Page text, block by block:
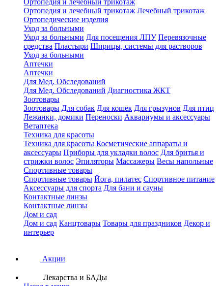
Ортопедия и лечебный трикотаж
Ортопедия и лечебный трикотаж Лечебный трикотаж
Ортопедические изделия
Уход за больными
Уход за больными Для посещения ЛПУ Перевязочные
средства Пластыри Шприцы, системы для растворов
Уход за больными
Аптечки
Аптечки
Для Мед. Обследований
Для Мед. Обследований Диагностика ЖКТ
Зоотовары
Зоотовары Для собак Для кошек Для грызунов Для птиц
Лежанки, домики Переноски Аквариумы и аксессуары
Ветаптека
Техника для красоты
Техника для красоты Косметические аппараты и
аксессуары Приборы для укладки волос Для бритья и
стрижки волос Эпиляторы Массажеры Весы напольные
Спортивные товары
Спортивные товары Йога, пилатес Спортивное питание
Аксессуары для спорта Для бани и сауны
Контактные линзы
Контактные линзы
Дом и сад
Дом и сад Канцтовары Товары для праздников Декор и
интерьер
Акции
Лекарства и БАДы